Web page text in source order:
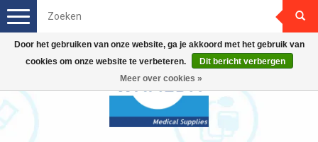
Toggle
Door het gebruiken van onze website, ga je akkoord met het gebruik van
cookies om onze website te verbeteren.
Dit bericht verbergen
Meer over cookies »